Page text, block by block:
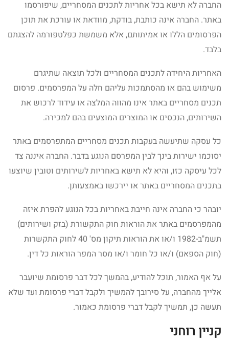
החברה לא תישא בכל אחריות לתכנים המסחריים, שיפורסמו
באתר. החברה אינה כותבת, בודקת, מוודאת או עורכת את תוכן
הפרסומים הללו או אמיתותם, אלא משמשת כפלטפורמה להצגתם
בלבד.
האחריות היחידה לתכנים המסחריים ולכל תוצאה שתיגרם
משימוש בהם או מהסתמכות עליהם חלה על המפרסמים. פרסום
תכנים מסחריים באתר אינו מהווה המלצה או עידוד לרכוש את
השירותים, הנכסים או המוצרים המוצעים בהם למכירה.
כל עסקה שתיעשה בעקבות תכנים מסחריים המתפרסמים באתר
יסוכמו ישירות בינך לבין המפרסם הנוגע בדבר. החברה איננה צד
לכל עיסקה כזו, והיא לא תישא באחריות לשירותים וטובין שיוצעו
בתכנים המסחריים באתר או יירכשו באמצעותן.
יובהר כי החברה אינה חייבת באחריות בכל הנוגע להפרת איזה
מהמפרסמים באתר את הוראות חוק התקשורת (בזק ושירותים)
תשמ"ב-1982 ו/או את הוראות תיקון מס' 40 לחוק התקשרות
(חוק הספאם) ו/או כל חומר ו/או מסר המפר הוראות כל דין.
על אף האמור, תוכל להודיע, בהמשך לכל דבר פרסומת שיועבר
אלייך מהחברה, על סירובך להמשיך ולקבל דברי פרסומת ועד שלא
תעשה כן, תמשיך לקבל דברי פרסומת כאמור.
קניין רוחני